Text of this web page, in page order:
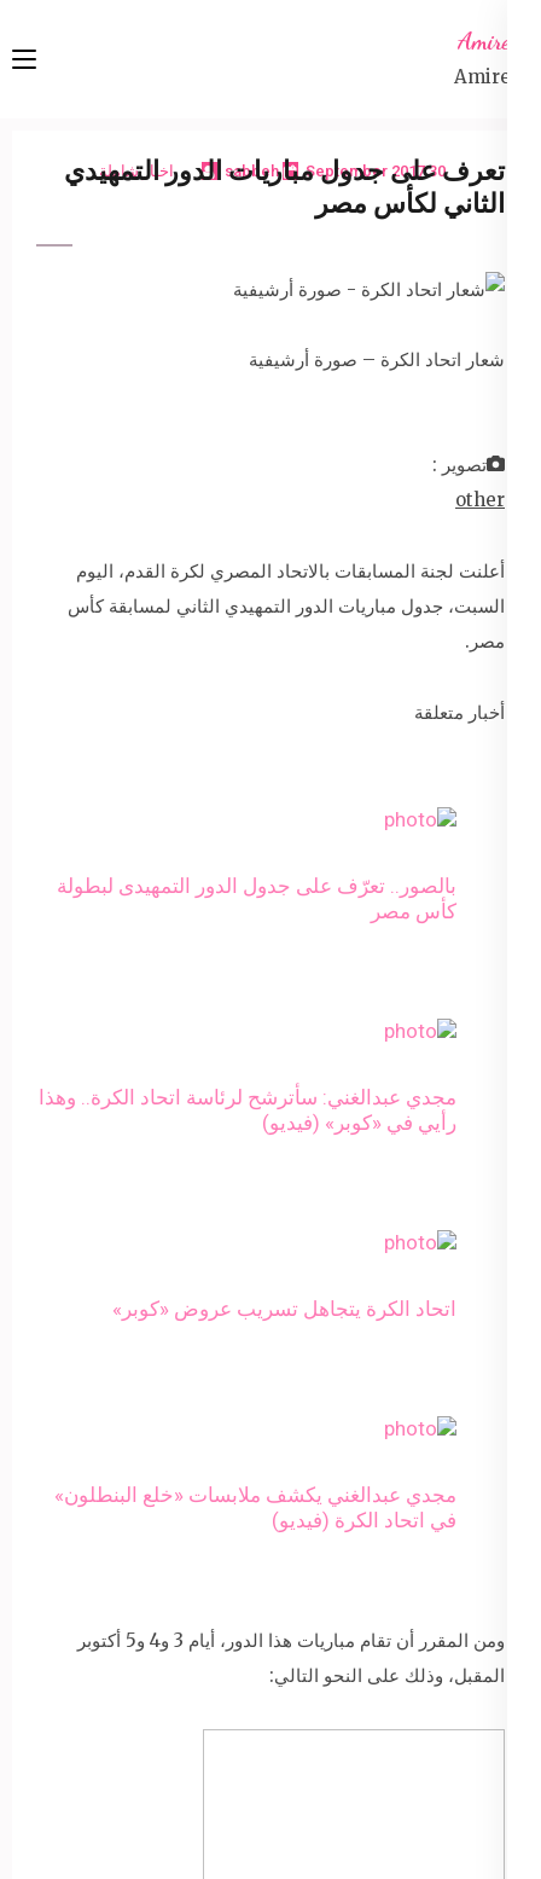
content
Amireta
Amireta
30 September 2017
sabbeh اخبار شاملة
تعرف على جدول مباريات الدور التمهيدي
الثاني لكأس مصر
شعار اتحاد الكرة – صورة أرشيفية
تصوير :
other
أعلنت لجنة المسابقات بالاتحاد المصري لكرة القدم، اليوم
السبت، جدول مباريات الدور التمهيدي الثاني لمسابقة كأس
مصر.
أخبار متعلقة
بالصور.. تعرّف على جدول الدور التمهيدى لبطولة
كأس مصر
مجدي عبدالغني: سأترشح لرئاسة اتحاد الكرة.. وهذا
رأيي في «كوبر» (فيديو)
اتحاد الكرة يتجاهل تسريب عروض «كوبر»
مجدي عبدالغني يكشف ملابسات «خلع البنطلون»
في اتحاد الكرة (فيديو)
ومن المقرر أن تقام مباريات هذا الدور، أيام 3 و4 و5 أكتوبر
المقبل، وذلك على النحو التالي: